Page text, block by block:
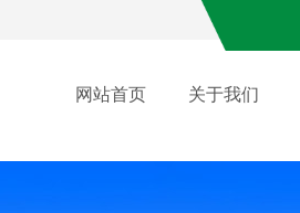
网站首页 关于我们